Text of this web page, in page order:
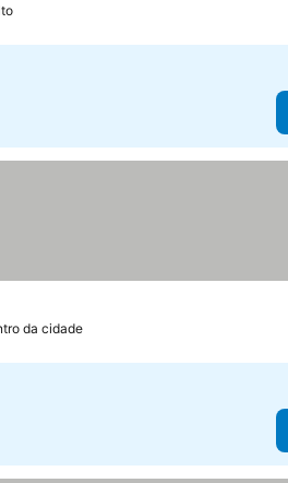
da cidade